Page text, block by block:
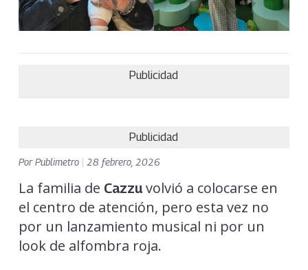
Publicidad
Publicidad
PorPublimetro 28 febrero, 2026
La familia de Cazzuvolvió a colocarse en
el centro de atención, pero esta vez no
por un lanzamiento musical ni por un
look de alfombra roja.